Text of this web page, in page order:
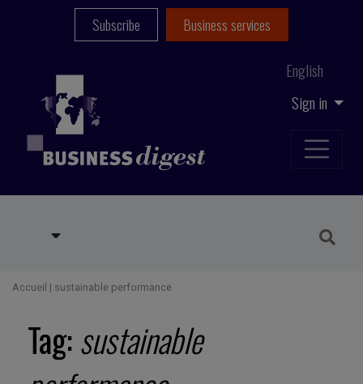
Sign in
English
Subscribe Business services
Accueil | sustainable performance
Tag:sustainable